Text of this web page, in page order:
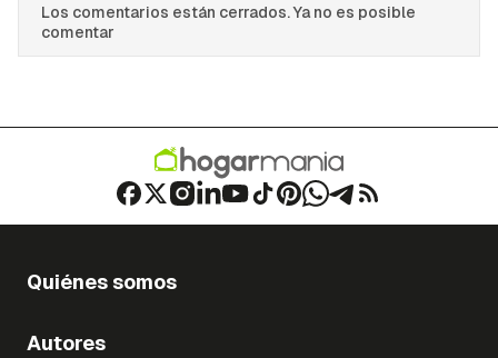
Los comentarios están cerrados. Ya no es posible
comentar
Quiénes somos
Autores